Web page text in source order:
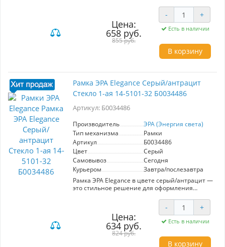
интерьере. Изготовлена из качественного
дерева, что обеспечивает долговечность и
эстетический вид. Артикул: Б0034568, модель
14-5301-09. Ключевые характеристики: -
Материал: дерево, дуб/сл.кость - Количество
мест: 1 - Подходит для стандартных
электрических устройств Преимущества: -
в любой интерьер - Простота установки и
замены - Высокое качество материалов
гарантирует долговечность Эта рамка станет
отличным дополнением к вашему дому,
Цена:
658 руб.
855 руб.
- +
Есть в наличии
В корзину
Рамка ЭРА Elegance Серый/антрацит
Стекло 1-ая 14-5101-32 Б0034486
Артикул: Б0034486
Производитель
ЭРА (Энергия света)
Тип механизма
Рамки
Артикул
Б0034486
Цвет
Серый
Самовывоз
Сегодня
Курьером
Завтра/послезавтра
Рамка ЭРА Elegance в цвете серый/антрацит —
это стильное решение для оформления
местом (артикул 14-5101-32) выполнена из
качественного пластика, что обеспечивает
долговечность и устойчивость к
повреждениям. Стеклянная панель придаёт
современный вид и легко очищается от
загрязнений. Ключевые характеристики: -
Цена:
634 руб.
824 руб.
- +
Есть в наличии
В корзину